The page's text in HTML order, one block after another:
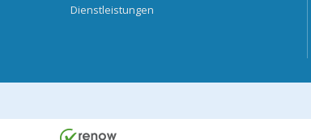
Dienstleistungen